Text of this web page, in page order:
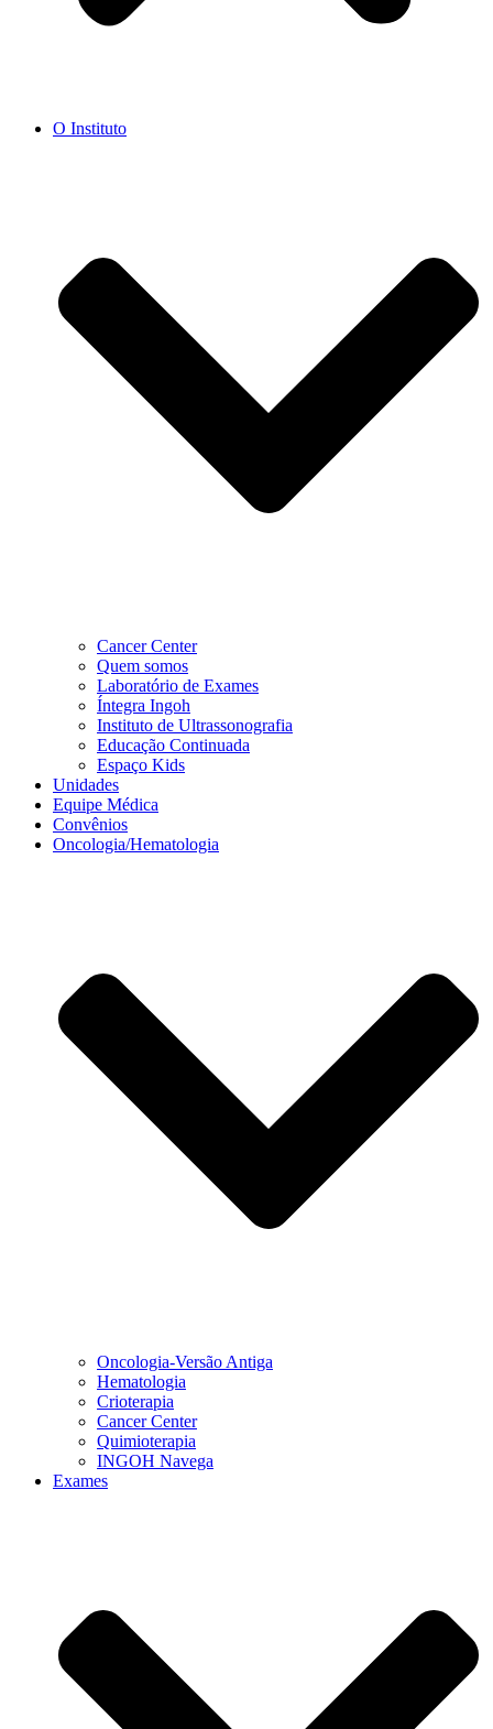
O Instituto
Cancer Center
Quem somos
Laboratório de Exames
Íntegra Ingoh
Instituto de Ultrassonografia
Educação Continuada
Espaço Kids
Unidades
Equipe Médica
Convênios
Oncologia/Hematologia
Oncologia-Versão Antiga
Hematologia
Crioterapia
Cancer Center
Quimioterapia
INGOH Navega
Exames